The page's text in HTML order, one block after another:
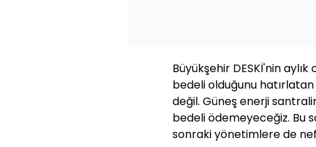
Büyükşehir DESKİ'nin
bedeli olduğunu
değil. Güneş enerji
bedeli ödemeyeceğiz. Bu
sonraki yönetimlere de